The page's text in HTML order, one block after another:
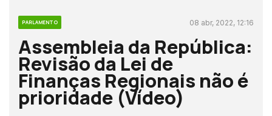
PARLAMENTO 08 abr, 2022, 12:16
Assembleia da República:
Revisão da Lei de
Finanças Regionais não é
prioridade (Vídeo)